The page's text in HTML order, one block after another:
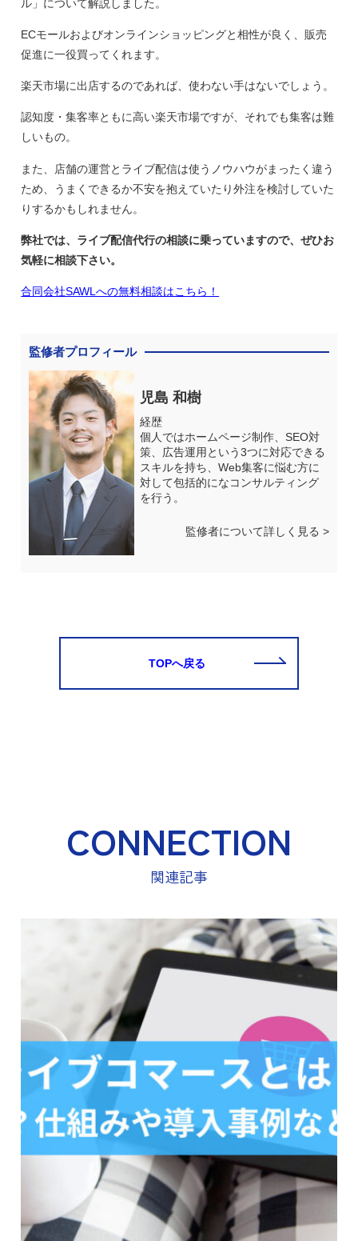
ル」について解説しました。
ECモールおよびオンラインショッピングと相性が良く、販売
促進に一役買ってくれます。
楽天市場に出店するのであれば、使わない手はないでしょう。
認知度・集客率ともに高い楽天市場ですが、それでも集客は難
しいもの。
また、店舗の運営とライブ配信は使うノウハウがまったく違う
ため、うまくできるか不安を抱えていたり外注を検討していた
りするかもしれません。
弊社では、ライブ配信代行の相談に乗っていますので、ぜひお
気軽に相談下さい。
合同会社SAWLへの無料相談はこちら！
監修者プロフィール
児島 和樹
経歴
個人ではホームページ制作、SEO対
策、広告運用という3つに対応できる
スキルを持ち、Web集客に悩む方に
対して包括的になコンサルティング
を行う。
監修者について詳しく見る >
TOPへ戻る
CONNECTION
関連記事